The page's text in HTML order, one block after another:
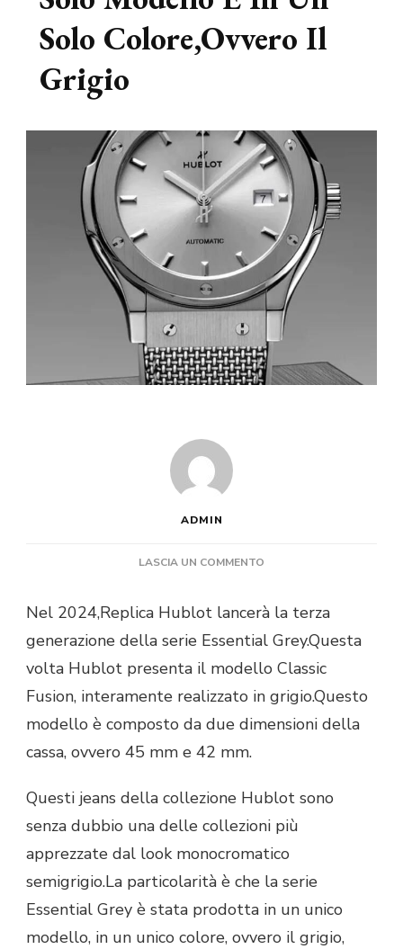
Solo Colore,Ovvero Il
Grigio
ADMIN
LASCIA UN COMMENTO
REPLICHE
HUBLOT
GREY
SONO
IN
E
IN
UN
SOLO
COLORE,OVVERO
IL
Nel 2024,Replica Hublot lancerà la terza
generazione della serie Essential Grey.Questa
volta Hublot presenta il modello Classic
Fusion, interamente realizzato in grigio.Questo
modello è composto da due dimensioni della
cassa, ovvero 45 mm e 42 mm.
Questi jeans della collezione Hublot sono
senza dubbio una delle collezioni più
apprezzate dal look monocromatico
semigrigio.La particolarità è che la serie
Essential Grey è stata prodotta in un unico
modello, in un unico colore, ovvero il grigio,